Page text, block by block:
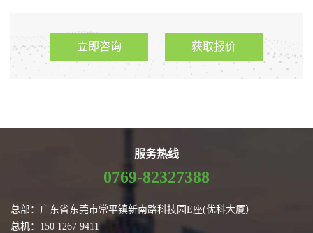
立即咨询 获取报价
服务热线
0769-82327388
总部：广东省东莞市常平镇新南路科技园E座(优科大厦）
总机：150 1267 9411